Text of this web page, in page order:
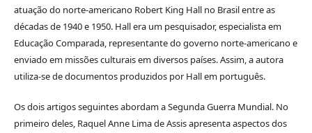
atuação do norte-americano Robert King Hall no Brasil entre as
décadas de 1940 e 1950. Hall era um pesquisador, especialista em
Educação Comparada, representante do governo norte-americano e
enviado em missões culturais em diversos países. Assim, a autora
utiliza-se de documentos produzidos por Hall em português.
Os dois artigos seguintes abordam a Segunda Guerra Mundial. No
primeiro deles, Raquel Anne Lima de Assis apresenta aspectos dos